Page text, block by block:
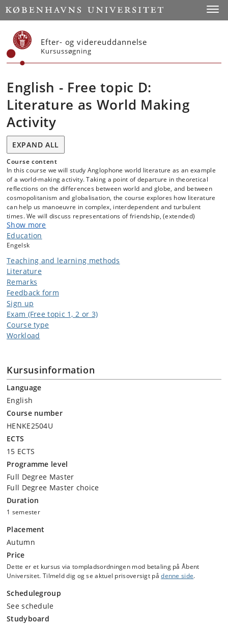
Start
Efter- og videreuddannelse
Kursussøgning
English - Free topic D:
Literature as World Making
Activity
EXPAND ALL
Course content
In this course we will study Anglophone world literature as an example
of a world-making activity. Taking a point of departure in theoretical
reflections on the differences between world and globe, and between
cosmopolitanism and globalisation, the course explores how literature
can help us manoeuvre in complex, interdependent and turbulent
times. We will discuss representations of friendship, (extended)
family, cosmopolitan imaginaries, exilic belonging and ethical
demands as concrete examples of world-making activities. Scholars
such as Hannah Arendt, Jacques Derrida and Pheng Cheah will guide
Show more
Education
Engelsk
Teaching and learning methods
Literature
Remarks
Feedback form
Sign up
Exam (Free topic 1, 2 or 3)
Course type
Workload
Kursusinformation
Language
English
Course number
HENKE2504U
ECTS
15 ECTS
Programme level
Full Degree Master
Full Degree Master choice
Duration
1 semester
Placement
Autumn
Price
Dette er et kursus via tompladsordningen mod betaling på Åbent
Universitet. Tilmeld dig og se aktuel prisoversigt pådenne side.
Schedulegroup
See schedule
Studyboard